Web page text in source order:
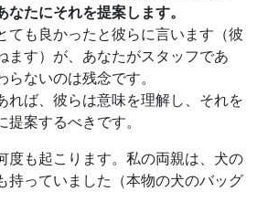
なたにそれを提案します。
ても良かったと彼らに言います（彼
ます）が、あなたがスタッフであ
らないのは残念です。
れば、彼らは意味を理解し、それを
提案するべきです。
度も起こります。私の両親は、犬の
持っていました（本物の犬のバッグ